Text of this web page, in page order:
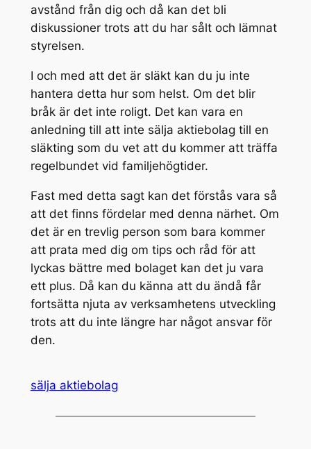
avstånd från dig och då kan det bli
diskussioner trots att du har sålt och lämnat
styrelsen.
I och med att det är släkt kan du ju inte
hantera detta hur som helst. Om det blir
bråk är det inte roligt. Det kan vara en
anledning till att inte sälja aktiebolag till en
släkting som du vet att du kommer att träffa
regelbundet vid familjehögtider.
Fast med detta sagt kan det förstås vara så
att det finns fördelar med denna närhet. Om
det är en trevlig person som bara kommer
att prata med dig om tips och råd för att
lyckas bättre med bolaget kan det ju vara
ett plus. Då kan du känna att du ändå får
fortsätta njuta av verksamhetens utveckling
trots att du inte längre har något ansvar för
den.
sälja aktiebolag